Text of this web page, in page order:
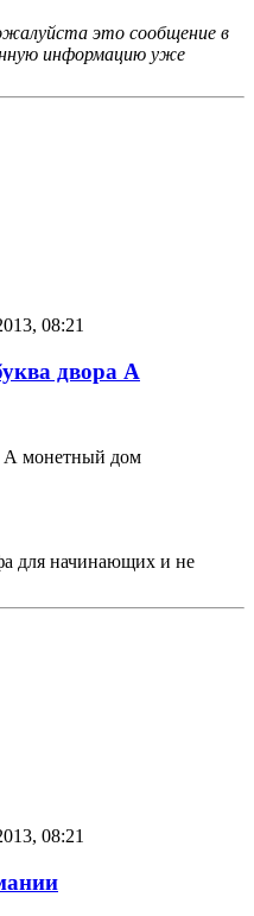
это сообщение в
информацию уже
08:21
двора A
А монетный дом
для начинающих и не
08:21